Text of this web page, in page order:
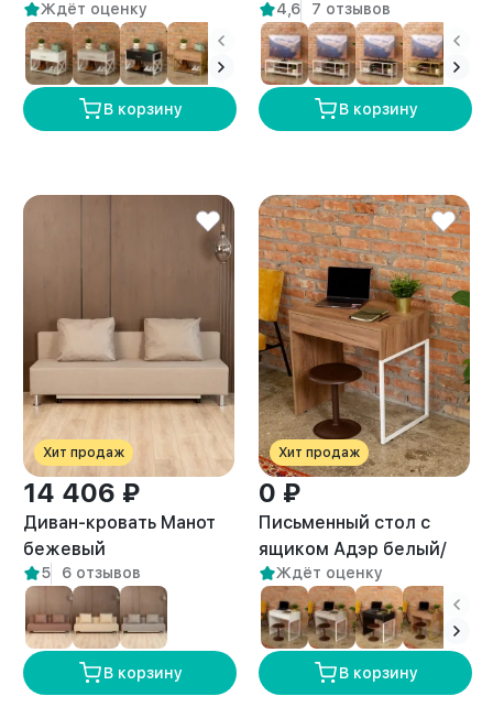
амаретто
Ждёт оценку
В корзину
4,6 7 отзывов
В корзину
Хит продаж
14 406 ₽
Диван-кровать Манот
бежевый
5 6 отзывов
В корзину
Хит продаж
0 ₽
Письменный стол с
ящиком Адэр белый/
амаретто
Ждёт оценку
В корзину